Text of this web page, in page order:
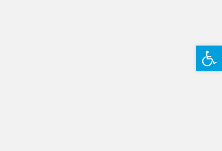
פתח סרגל נגישות